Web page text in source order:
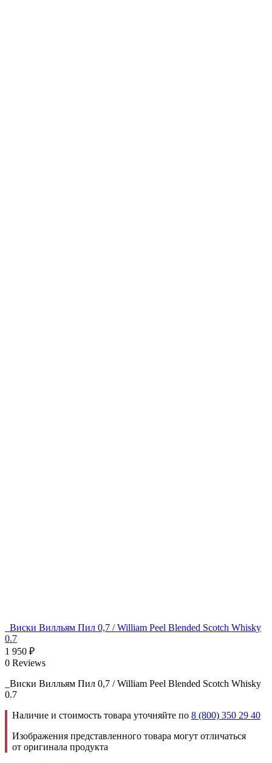
_Виски Вилльям Пил 0,7 / William Peel Blended Scotch Whisky
0.7
1 950 ₽
0 Reviews
_Виски Вилльям Пил 0,7 / William Peel Blended Scotch Whisky
0.7
Наличие и стоимость товара уточняйте по 8 (800) 350 29 40
Изображения представленного товара могут отличаться
от оригинала продукта